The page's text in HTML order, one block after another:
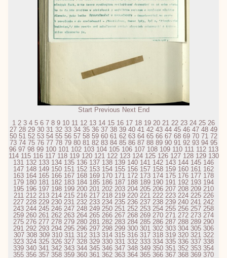
Start Previous Next End
1 2 3 4 5 6 7 8 9 10 11 12 13 14 15 16 17 18 19 20 21 22 23 24 25 26
27 28 29 30 31 32 33 34 35 36 37 38 39 40 41 42 43 44 45 46 47 48 49
50 51 52 53 54 55 56 57 58 59 60 61 62 63 64 65 66 67 68 69 70 71 72
73 74 75 76 77 78 79 80 81 82 83 84 85 86 87 88 89 90 91 92 93 94 95
96 97 98 99 100 101 102 103 104 105 106 107 108 109 110 111 112 113
114 115 116 117 118 119 120 121 122 123 124 125 126 127 128 129 130
131 132 133 134 135 136 137 138 139 140 141 142 143 144 145 146
147 148 149 150 151 152 153 154 155 156 157 158 159 160 161 162
163 164 165 166 167 168 169 170 171 172 173 174 175 176 177 178
179 180 181 182 183 184 185 186 187 188 189 190 191 192 193 194
195 196 197 198 199 200 201 202 203 204 205 206 207 208 209 210
211 212 213 214 215 216 217 218 219 220 221 222 223 224 225 226
227 228 229 230 231 232 233 234 235 236 237 238 239 240 241 242
243 244 245 246 247 248 249 250 251 252 253 254 255 256 257 258
259 260 261 262 263 264 265 266 267 268 269 270 271 272 273 274
275 276 277 278 279 280 281 282 283 284 285 286 287 288 289 290
291 292 293 294 295 296 297 298 299 300 301 302 303 304 305 306
307 308 309 310 311 312 313 314 315 316 317 318 319 320 321 322
323 324 325 326 327 328 329 330 331 332 333 334 335 336 337 338
339 340 341 342 343 344 345 346 347 348 349 350 351 352 353 354
355 356 357 358 359 360 361 362 363 364 365 366 367 368 369 370